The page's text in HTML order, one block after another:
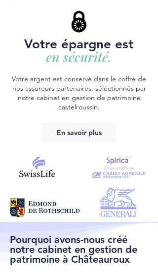
Votre épargne est
en sécurité.
Votre argent est conservé dans le coffre de
nos assureurs partenaires, sélectionnés par
notre cabinet en gestion de patrimoine
castelroussin.
En savoir plus
Pourquoi avons-nous créé
notre cabinet en gestion de
patrimoine à Châteauroux